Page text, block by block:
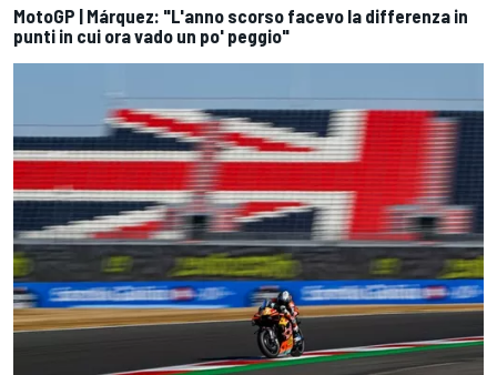
MotoGP | Márquez: "L'anno scorso facevo la differenza in
punti in cui ora vado un po' peggio"